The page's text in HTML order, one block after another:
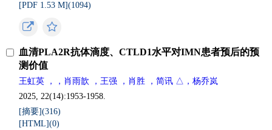
[PDF 1.53 M](1094)
血清PLA2R抗体滴度、CTLD1水平对IMN患者预后的预
测价值
王虹英 ，，肖雨歆 ，王强 ，肖胜 ，简讯 △，杨乔岚
2025, 22(14):1953-1958.
[摘要](316)
[HTML](0)